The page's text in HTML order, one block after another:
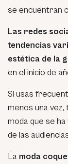
se encuentran
Las redes
tendencias
estética de la
en el inicio de
Si usas
menos una vez,
moda que se
de las
La moda